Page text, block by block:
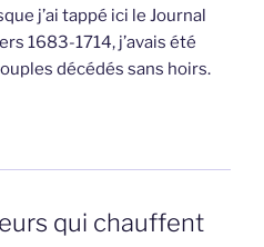
j’ai tappé ici le Journal
1683-1714, j’avais été
décédés sans hoirs.
qui chauffent